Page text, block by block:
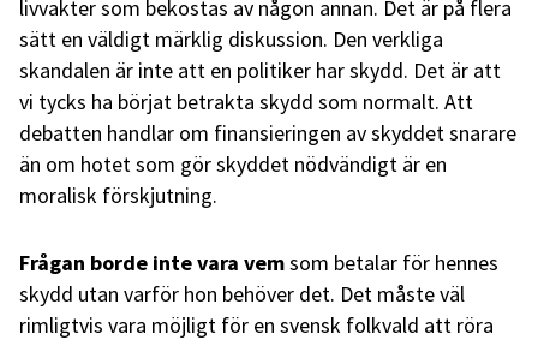
livvakter som bekostas av någon annan. Det är på flera
sätt en väldigt märklig diskussion. Den verkliga
skandalen är inte att en politiker har skydd. Det är att
vi tycks ha börjat betrakta skydd som normalt. Att
debatten handlar om finansieringen av skyddet snarare
än om hotet som gör skyddet nödvändigt är en
moralisk förskjutning.
Frågan borde inte vara vemsom betalar för hennes
skydd utan varför hon behöver det. Det måste väl
rimligtvis vara möjligt för en svensk folkvald att röra